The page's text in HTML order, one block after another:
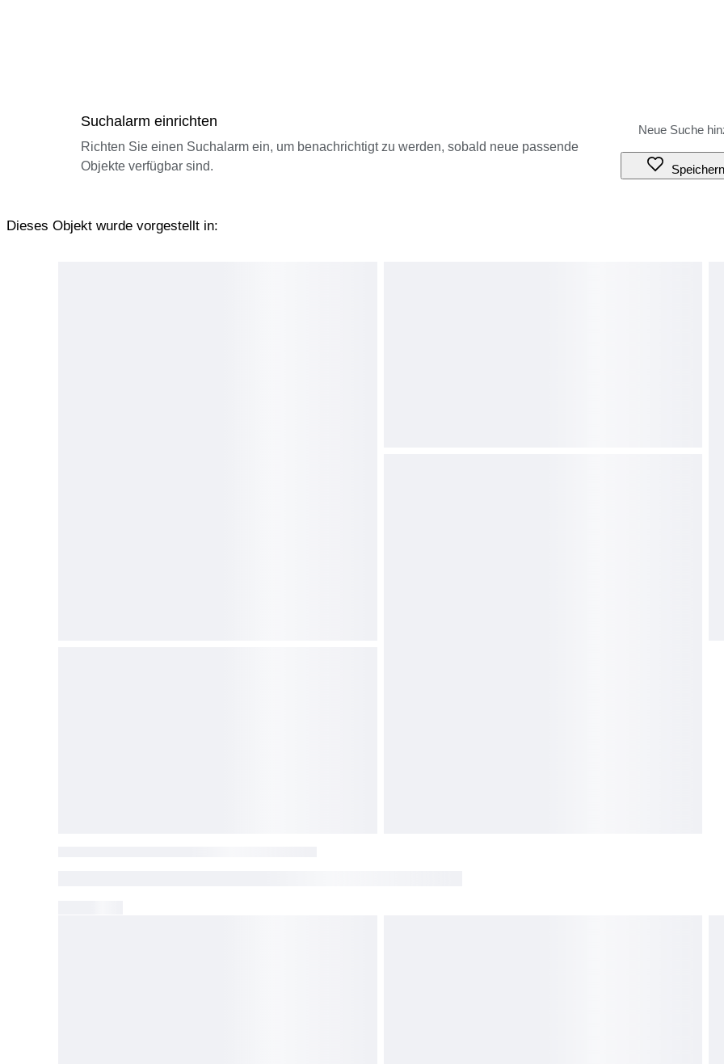
Suchalarm einrichten
Richten Sie einen Suchalarm ein, um benachrichtigt zu werden, sobald neue passende
Objekte verfügbar sind.
Speichern
Dieses Objekt wurde vorgestellt in: